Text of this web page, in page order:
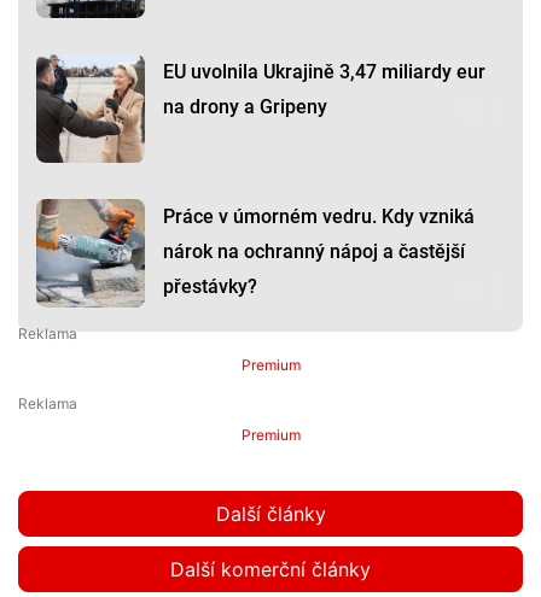
EU uvolnila Ukrajině 3,47 miliardy eur
na drony a Gripeny
Práce v úmorném vedru. Kdy vzniká
nárok na ochranný nápoj a častější
přestávky?
Premium
Premium
Další články
Další komerční články